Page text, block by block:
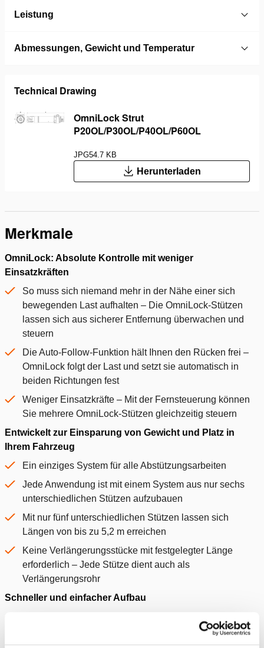
Leistung
Abmessungen, Gewicht und Temperatur
Technical Drawing
OmniLock Strut
P20OL/P30OL/P40OL/P60OL
JPG54.7 KB
Herunterladen
Merkmale
OmniLock: Absolute Kontrolle mit weniger
Einsatzkräften
So muss sich niemand mehr in der Nähe einer sich
bewegenden Last aufhalten – Die OmniLock-Stützen
lassen sich aus sicherer Entfernung überwachen und
steuern
Die Auto-Follow-Funktion hält Ihnen den Rücken frei –
OmniLock folgt der Last und setzt sie automatisch in
beiden Richtungen fest
Weniger Einsatzkräfte – Mit der Fernsteuerung können
Sie mehrere OmniLock-Stützen gleichzeitig steuern
Entwickelt zur Einsparung von Gewicht und Platz in
Ihrem Fahrzeug
Ein einziges System für alle Abstützungsarbeiten
Jede Anwendung ist mit einem System aus nur sechs
unterschiedlichen Stützen aufzubauen
Mit nur fünf unterschiedlichen Stützen lassen sich
Längen von bis zu 5,2 m erreichen
Keine Verlängerungsstücke mit festgelegter Länge
erforderlich – Jede Stütze dient auch als
Verlängerungsrohr
Schneller und einfacher Aufbau
Kupplung an jede andere Stütze angeschlossen werden